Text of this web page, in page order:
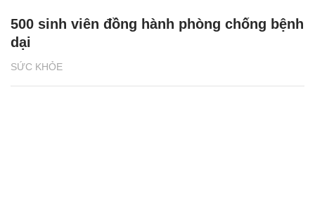
SỨC KHỎE
500 sinh viên đồng hành phòng chống bệnh
dại